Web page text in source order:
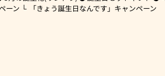
ーン
「きょう誕生日なんです」キャンペーン